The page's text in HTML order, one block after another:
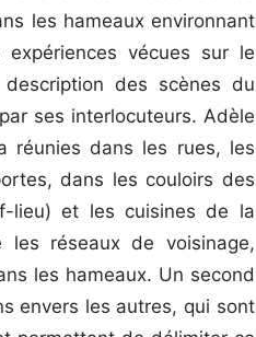
les hameaux environnant
vécues sur le
description des scènes du
ses interlocuteurs. Adèle
réunies dans les rues, les
dans les couloirs des
lieu) et les cuisines de la
les réseaux de voisinage,
les hameaux. Un second
envers les autres, qui sont